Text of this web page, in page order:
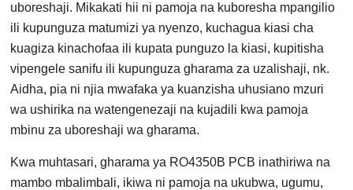
uboreshaji. Mikakati hii ni pamoja na kuboresha mpangilio
ili kupunguza matumizi ya nyenzo, kuchagua kiasi cha
kuagiza kinachofaa ili kupata punguzo la kiasi, kupitisha
vipengele sanifu ili kupunguza gharama za uzalishaji, nk.
Aidha, pia ni njia mwafaka ya kuanzisha uhusiano mzuri
wa ushirika na watengenezaji na kujadili kwa pamoja
mbinu za uboreshaji wa gharama.
Kwa muhtasari, gharama ya RO4350B PCB inathiriwa na
mambo mbalimbali, ikiwa ni pamoja na ukubwa, ugumu,